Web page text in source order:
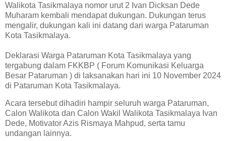
Walikota Tasikmalaya nomor urut 2 Ivan Dicksan Dede
Muharam kembali mendapat dukungan. Dukungan terus
mengalir, dukungan kali ini datang dari warga Pataruman
Kota Tasikmalaya.
Deklarasi Warga Pataruman Kota Tasikmalaya yang
tergabung dalam FKKBP ( Forum Komunikasi Keluarga
Besar Pataruman ) di laksanakan hari ini 10 November 2024
di Pataruman Kota Tasikmalaya.
Acara tersebut dihadiri hampir seluruh warga Pataruman,
Calon Walikota dan Calon Wakil Walikota Tasikmalaya Ivan
Dede, Motivator Azis Rismaya Mahpud, serta tamu
undangan lainnya.